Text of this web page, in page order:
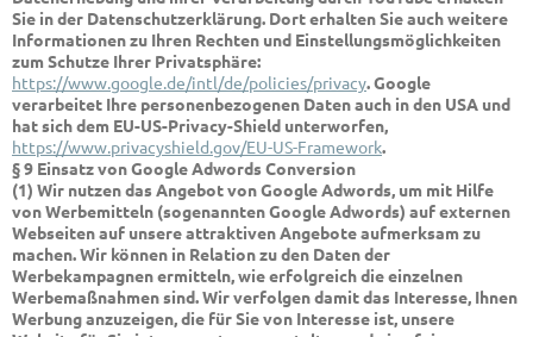
Sie in der Datenschutzerklärung. Dort erhalten Sie auch weitere
Informationen zu Ihren Rechten und Einstellungsmöglichkeiten
zum Schutze Ihrer Privatsphäre:
https://www.google.de/intl/de/policies/privacy. Google
verarbeitet Ihre personenbezogenen Daten auch in den USA und
hat sich dem EU-US-Privacy-Shield unterworfen,
https://www.privacyshield.gov/EU-US-Framework.
§ 9 Einsatz von Google Adwords Conversion
(1) Wir nutzen das Angebot von Google Adwords, um mit Hilfe
von Werbemitteln (sogenannten Google Adwords) auf externen
Webseiten auf unsere attraktiven Angebote aufmerksam zu
machen. Wir können in Relation zu den Daten der
Werbekampagnen ermitteln, wie erfolgreich die einzelnen
Werbemaßnahmen sind. Wir verfolgen damit das Interesse, Ihnen
Werbung anzuzeigen, die für Sie von Interesse ist, unsere